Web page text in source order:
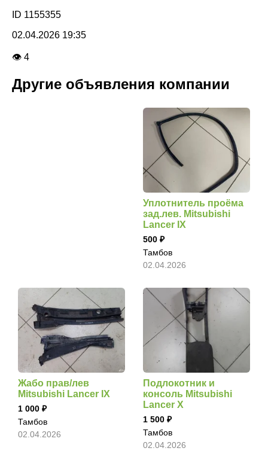
ID 1155355
02.04.2026 19:35
👁 4
Другие объявления компании
Уплотнитель проёма
зад.лев. Mitsubishi
Lancer IX
500
Тамбов
02.04.2026
Жабо прав/лев
Mitsubishi Lancer IX
1 000
Тамбов
02.04.2026
Подлокотник и
консоль Mitsubishi
Lancer X
1 500
Тамбов
02.04.2026